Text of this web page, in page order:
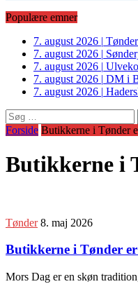
Populære emner
7. august 2026 |
7. august 2026 |
7. august 2026 |
7. august 2026 | DM i
7. august 2026 |
Søg
efter:
Forside Butikkerne i Tønder
Butikkerne i
Tønder 8. maj 2026
Butikkerne i Tønder
Mors Dag er en skøn